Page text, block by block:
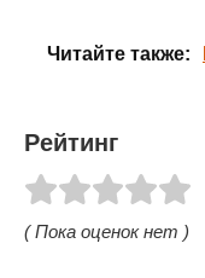
Читайте также:
Рейтинг
( Пока оценок нет )